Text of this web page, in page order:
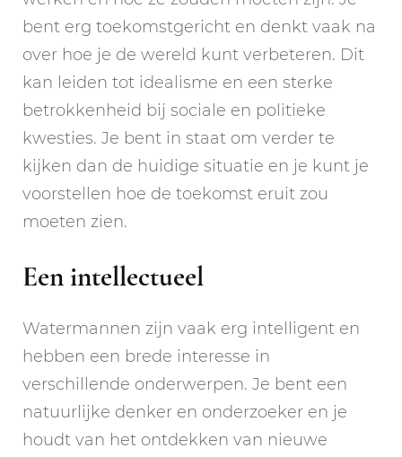
bent erg toekomstgericht en denkt vaak na
over hoe je de wereld kunt verbeteren. Dit
kan leiden tot idealisme en een sterke
betrokkenheid bij sociale en politieke
kwesties. Je bent in staat om verder te
kijken dan de huidige situatie en je kunt je
voorstellen hoe de toekomst eruit zou
moeten zien.
Een intellectueel
Watermannen zijn vaak erg intelligent en
hebben een brede interesse in
verschillende onderwerpen. Je bent een
natuurlijke denker en onderzoeker en je
houdt van het ontdekken van nieuwe